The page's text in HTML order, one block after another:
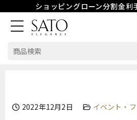
ショッピングローン分割金利
検
2022年12月2日 イベント・